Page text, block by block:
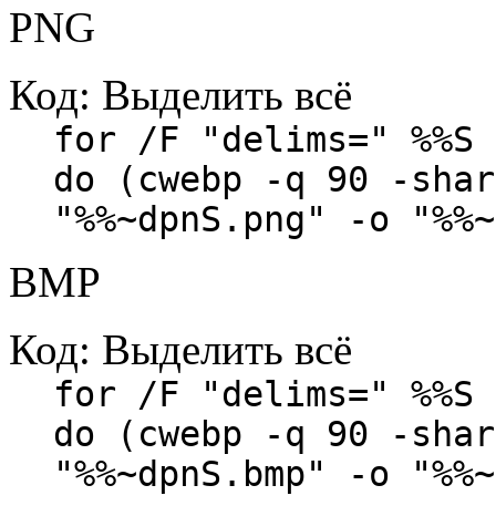
PNG
Код: Выделить всё
for /F "delims="
do (cwebp -q 90 -
"%%~dpnS.png" -o
BMP
Код: Выделить всё
for /F "delims="
do (cwebp -q 90 -
"%%~dpnS.bmp" -o